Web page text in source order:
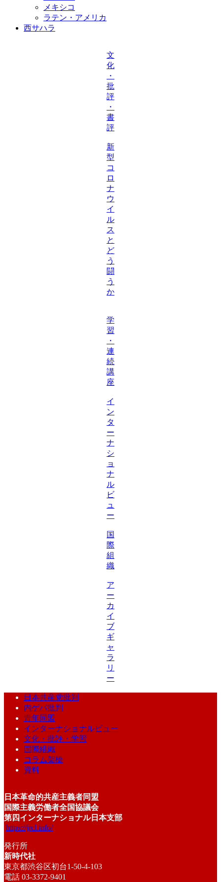
メキシコ
ラテン・アメリカ
西サハラ
文
化
・
批
評
・
書
評
新
型
コ
ロ
ナ
ウ
イ
ル
ス
と
ど
う
闘
う
か
学
習
・
連
続
講
座
イ
ン
タ
ー
ナ
シ
ョ
ナ
ル
ビ
ュ
ー
国
際
組
織
ア
ー
カ
イ
ブ
ギ
ャ
ラ
リ
ー
日本共産党批判
内ゲバ批判
青年同盟
インターナショナルビュー
文化・批評・学習
国際組織
コラム架橋
資料
日本革命的共産主義者同盟
国際主義労働者全国協議会
第四インターナショナル日本支部
https://jrcl.info/
発行所
新時代社
東京都渋谷区初台1-50-4-103
電話 03-3372-9401